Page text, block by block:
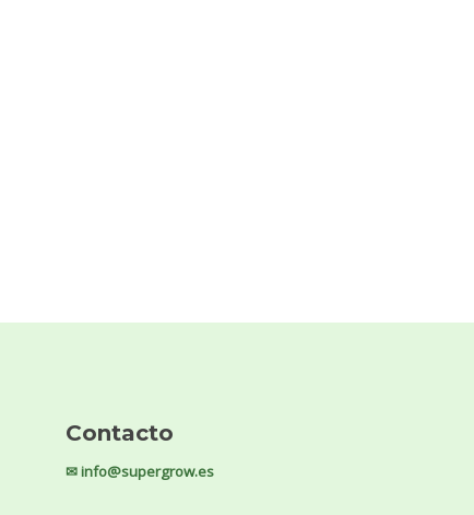
Contacto
✉ info@supergrow.es